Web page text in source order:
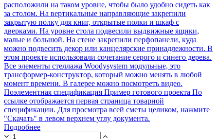
расположили на таком уровне, чтобы было удобно сидеть как
за столом. На вертикальные направляющие закрепили
закрытую полку для книг, открытые полки и шкаф с
дверками. На уровне стола подвесили выдвижные ящики,
малые и большой. На стене закрепили перфопанели, куда
можно подвесить декор или канцелярские принадлежности. В
этом проекте использовали сочетание серого и синего дерева.
Все элементы стеллажа Woodysystem модульные, это
трансформер-конструктор, который можно менять в любой
момент времени. В галерее можно посмотреть видео.
Поэлементная спецификация Пример готового проекта По
ссылке отображается первая страница товарной
спецификации. Для просмотра всей сметы целиком, нажмите
"Скачать" в левом верхнем углу документа.
Подробнее